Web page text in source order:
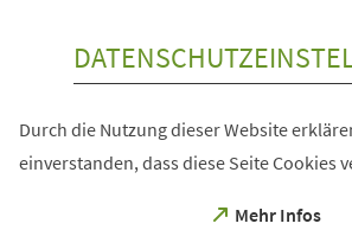
Durch die Nutzung dieser Website
einverstanden, dass diese Seite Cookies
Mehr Infos
(Öffnet